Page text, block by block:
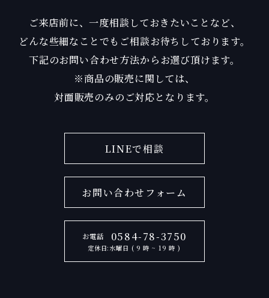
ご来店前に、一度相談しておきたいことなど、
どんな些細なことでもご相談お待ちしております。
下記のお問い合わせ方法からお選び頂けます。
※商品の販売に関しては、
対面販売のみのご対応となります。
LINEで相談
お問い合わせフォーム
お電話 0584-78-3750
定休日:水曜日 ( 9 時 ~ 19 時 )